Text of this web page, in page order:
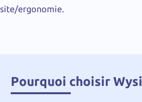
site/ergonomie.
Pourquoi choisir